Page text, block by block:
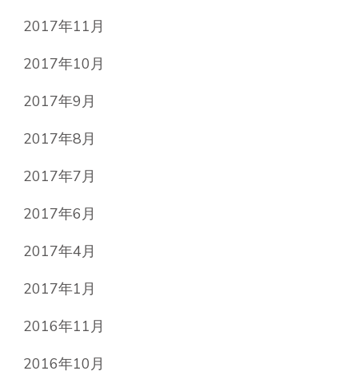
2017年11月
2017年10月
2017年9月
2017年8月
2017年7月
2017年6月
2017年4月
2017年1月
2016年11月
2016年10月